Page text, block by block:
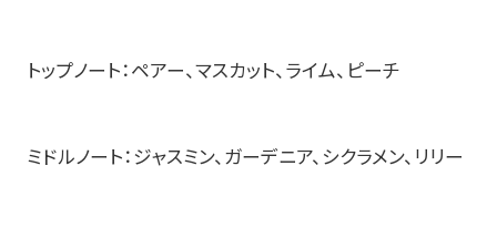
トップノート：ペアー、マスカット、ライム、ピーチ
ミドルノート：ジャスミン、ガーデニア、シクラメン、リリー